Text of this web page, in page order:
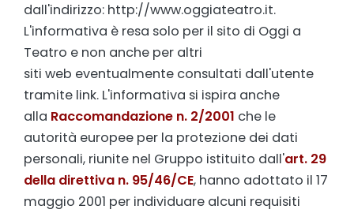
dall'indirizzo: http://www.oggiateatro.it.
L'informativa è resa solo per il sito di Oggi a
Teatro e non anche per altri
siti web eventualmente consultati dall'utente
tramite link. L'informativa si ispira anche
alla Raccomandazione n. 2/2001 che le
autorità europee per la protezione dei dati
personali, riunite nel Gruppo istituito dall'art. 29
della direttiva n. 95/46/CE, hanno adottato il 17
maggio 2001 per individuare alcuni requisiti